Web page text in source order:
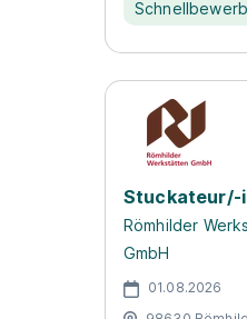
Stuckateur/-
Römhilder
GmbH
01.08.2026